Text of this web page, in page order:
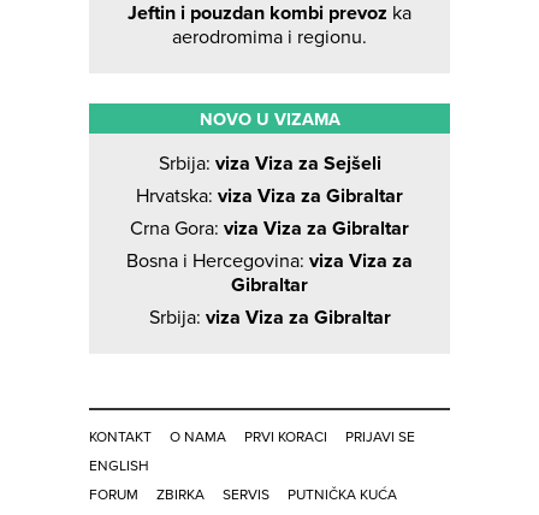
Jeftin i pouzdan kombi prevoz ka
aerodromima i regionu.
NOVO U VIZAMA
Srbija: viza Viza za Sejšeli
Hrvatska: viza Viza za Gibraltar
Crna Gora: viza Viza za Gibraltar
Bosna i Hercegovina: viza Viza za
Gibraltar
Srbija: viza Viza za Gibraltar
KONTAKT O NAMA PRVI KORACI
PRIJAVI SE
ENGLISH
FORUM
ZBIRKA SERVIS
PUTNIČKA KUĆA